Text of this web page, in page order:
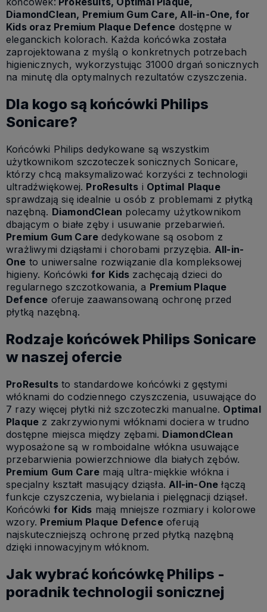
DiamondClean, Premium Gum Care, All-in-One, for
Kids oraz Premium Plaque Defence dostępne w
eleganckich kolorach. Każda końcówka została
zaprojektowana z myślą o konkretnych potrzebach
higienicznych, wykorzystując 31000 drgań sonicznych
na minutę dla optymalnych rezultatów czyszczenia.
Dla kogo są końcówki Philips
Sonicare?
Końcówki Philips dedykowane są wszystkim
użytkownikom szczoteczek sonicznych Sonicare,
którzy chcą maksymalizować korzyści z technologii
ultradźwiękowej. ProResults i Optimal Plaque
sprawdzają się idealnie u osób z problemami z płytką
nazębną. DiamondClean polecamy użytkownikom
dbającym o białe zęby i usuwanie przebarwień.
Premium Gum Care dedykowane są osobom z
wrażliwymi dziąsłami i chorobami przyzębia. All-in-
One to uniwersalne rozwiązanie dla kompleksowej
higieny. Końcówki for Kids zachęcają dzieci do
regularnego szczotkowania, a Premium Plaque
Defence oferuje zaawansowaną ochronę przed
płytką nazębną.
Rodzaje końcówek Philips Sonicare
w naszej ofercie
ProResults to standardowe końcówki z gęstymi
włóknami do codziennego czyszczenia, usuwające do
7 razy więcej płytki niż szczoteczki manualne. Optimal
Plaque z zakrzywionymi włóknami dociera w trudno
dostępne miejsca między zębami. DiamondClean
wyposażone są w romboidalne włókna usuwające
przebarwienia powierzchniowe dla białych zębów.
Premium Gum Care mają ultra-miękkie włókna i
specjalny kształt masujący dziąsła.All-in-One łączą
funkcje czyszczenia, wybielania i pielęgnacji dziąseł.
Końcówki for Kids mają mniejsze rozmiary i kolorowe
wzory. Premium Plaque Defenceoferują
najskuteczniejszą ochronę przed płytką nazębną
dzięki innowacyjnym włóknom.
Jak wybrać końcówkę Philips -
poradnik technologii sonicznej